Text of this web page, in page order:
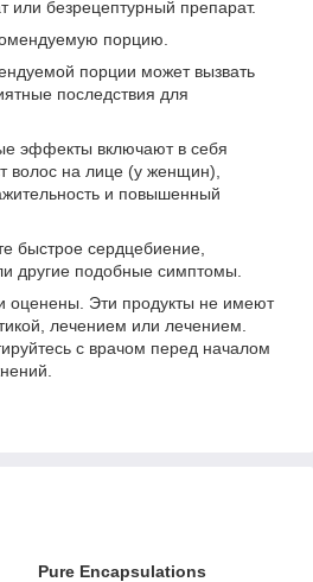
или безрецептурный препарат.
порцию.
порции может вызвать
последствия для
эффекты включают в себя
волос на лице (у женщин),
и повышенный
быстрое сердцебиение,
другие подобные симптомы.
оценены. Эти продукты не имеют
лечением или лечением.
с врачом перед началом
Pure Encapsulations